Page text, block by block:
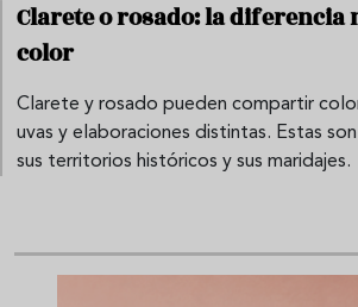
Clarete o rosado: la diferencia
color
Clarete y rosado pueden compartir
uvas y elaboraciones distintas. Estas
sus territorios históricos y sus maridajes.